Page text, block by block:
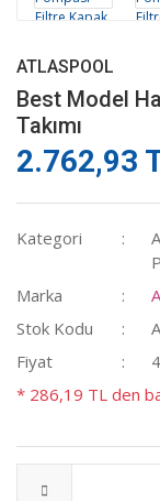
ATLASPOOL
Best Model
Takımı
2.762,93
Kategori
Marka
Stok Kodu
Fiyat
* 286,19 TL den